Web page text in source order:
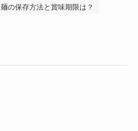
麺の保存方法と賞味期限は？